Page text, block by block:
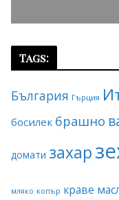
Tags:
България Гърция
босилек брашно
домати захар
мляко копър краве